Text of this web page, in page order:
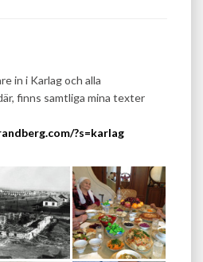
in i Karlag och alla
finns samtliga mina texter
?s=karlag